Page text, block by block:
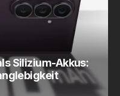
Silizium-Akkus: